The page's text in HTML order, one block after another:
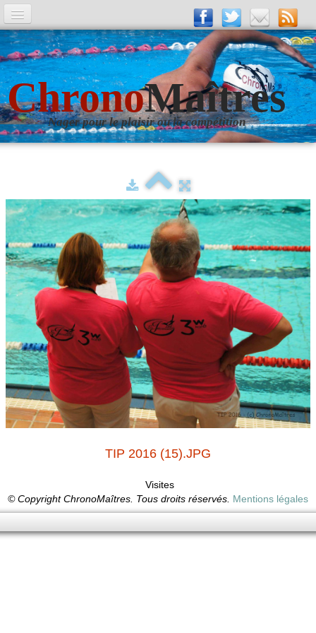
A la Une
Entrainements
La revue
Les numéros
Photos
Evènements▼
Livre d'Or
ChronoMaîtres
Nager pour le plaisir ou la compétition
TIP 2016 (15).JPG
Visites
© Copyright ChronoMaîtres. Tous droits réservés. Mentions légales